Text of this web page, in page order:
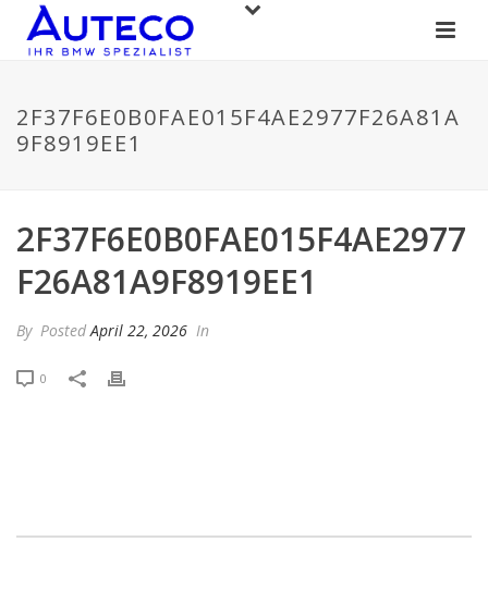
2F37F6E0B0FAE015F4AE2977F26A81A
9F8919EE1
2F37F6E0B0FAE015F4AE2977
F26A81A9F8919EE1
By PostedApril 22, 2026 In
0